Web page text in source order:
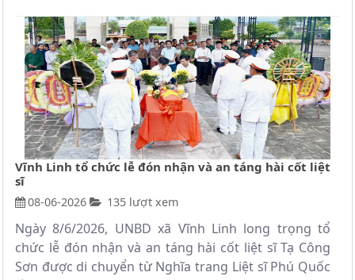
Vĩnh Linh tổ chức lễ đón nhận và an táng hài cốt liệt
sĩ
08-06-2026 135 lượt xem
Ngày 8/6/2026, UNBD xã Vĩnh Linh long trọng tổ
chức lễ đón nhận và an táng hài cốt liệt sĩ Tạ Công
Sơn được di chuyển từ Nghĩa trang Liệt sĩ Phú Quốc